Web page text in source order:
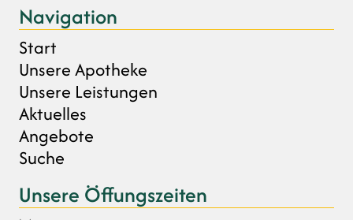
Navigation
Start
Unsere Apotheke
Unsere Leistungen
Aktuelles
Angebote
Suche
Unsere Öffungszeiten